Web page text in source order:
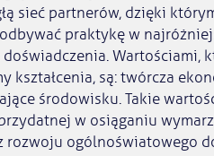
sieć partnerów, dzięki
praktykę w
Wartościami,
kształcenia, są: twórcza
środowisku. Takie
w osiąganiu
rozwoju ogólnoświatowego